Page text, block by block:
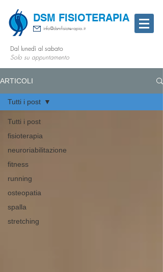
DSM FISIOTERAPIA
info@dsmfisioterapia.it
Dal lunedì al sabato
Solo su appuntamento
ARTICOLI
Tutti i post
fisioterapia
neuroriabilitazione
fitness
running
osteopatia
spalla
stretching
Tutti i post